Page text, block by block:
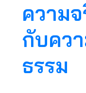
ความ
กับคว
ธรรม